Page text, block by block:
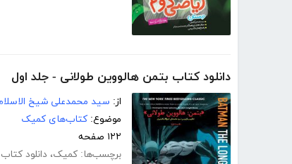
دانلود کتاب بتمن هالووین طولانی - جلد اول
از: سید محمدعلی شیخ
موضوع: کتاب‌های کمیک
۱۲۲ صفحه
برچسب‌ها: کمیک، دانلود